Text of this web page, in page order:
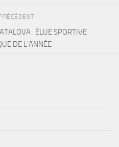
: ÉLUE SPORTIVE
DE L’ANNÉE